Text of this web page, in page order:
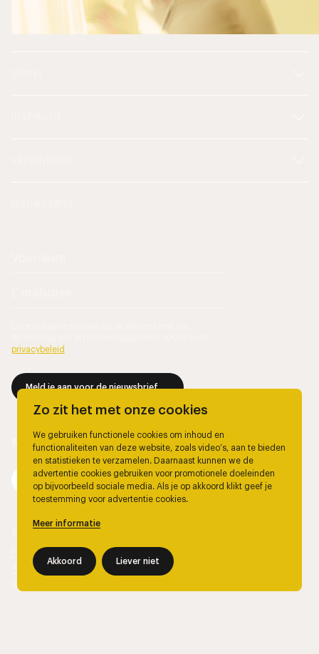
privacybeleid
Meld je aan voor de nieuwsbrief
Privacy
Algemene voorwaarden
Site door
Zo zit het met onze cookies
We gebruiken functionele cookies om inhoud en
functionaliteiten van deze website, zoals video’s, aan te bieden
en statistieken te verzamelen. Daarnaast kunnen we de
advertentie cookies gebruiken voor promotionele doeleinden
op bijvoorbeeld sociale media. Als je op akkoord klikt geef je
toestemming voor advertentie cookies.
Meer informatie
Akkoord Liever niet